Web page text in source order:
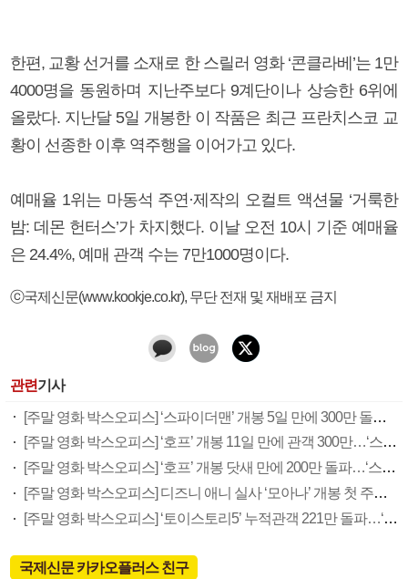
한편, 교황 선거를 소재로 한 스릴러 영화 ‘콘클라베’는 1만
4000명을 동원하며 지난주보다 9계단이나 상승한 6위에
올랐다. 지난달 5일 개봉한 이 작품은 최근 프란치스코 교
황이 선종한 이후 역주행을 이어가고 있다.
예매율 1위는 마동석 주연·제작의 오컬트 액션물 ‘거룩한
밤: 데몬 헌터스’가 차지했다. 이날 오전 10시 기준 예매율
은 24.4%, 예매 관객 수는 7만1000명이다.
ⓒ국제신문(www.kookje.co.kr), 무단 전재 및 재배포 금지
관련기사
[주말 영화 박스오피스] ‘스파이더맨’ 개봉 5일 만에 300만 돌풍…박스오피스·예매율 동시 1위
[주말 영화 박스오피스] ‘호프’ 개봉 11일 만에 관객 300만…‘스파이더맨’ 예매율 68.8% 1위
[주말 영화 박스오피스] ‘호프’ 개봉 닷새 만에 200만 돌파…‘스파이더맨: 브랜드 뉴 데이’ 예매율 1위
[주말 영화 박스오피스] 디즈니 애니 실사 ‘모아나’ 개봉 첫 주말 정상…‘호프’ 예매율 62.5% 1위
[주말 영화 박스오피스] ‘토이스토리5’ 누적관객 221만 돌파…‘호프’ 예매율 1위
국제신문 카카오플러스 친구